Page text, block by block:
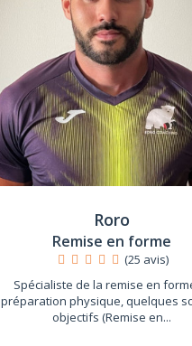
Roro
Remise en forme
(25 avis)
Spécialiste de la remise en
préparation physique, quelques
objectifs (Remise en...